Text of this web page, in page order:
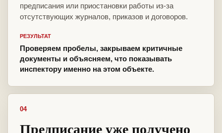
предписания или приостановки работы из-за
отсутствующих журналов, приказов и договоров.
РЕЗУЛЬТАТ
Проверяем пробелы, закрываем критичные
документы и объясняем, что показывать
инспектору именно на этом объекте.
04
Предписание уже получено